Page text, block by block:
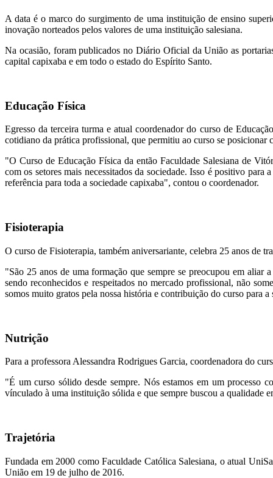
A data é o marco do surgimento de uma instituição de ensino
inovação norteados pelos valores de uma instituição salesiana.
Na ocasião, foram publicados no Diário Oficial da União as
capital capixaba e em todo o estado do Espírito Santo.
Educação Física
Egresso da terceira turma e atual coordenador do curso de
cotidiano da prática profissional, que permitiu ao curso se posicionar
"O Curso de Educação Física da então Faculdade Salesiana de
com os setores mais necessitados da sociedade. Isso é positivo
referência para toda a sociedade capixaba", contou o coordenador.
Fisioterapia
O curso de Fisioterapia, também aniversariante, celebra 25 anos de
"São 25 anos de uma formação que sempre se preocupou em aliar
sendo reconhecidos e respeitados no mercado profissional, não
somos muito gratos pela nossa história e contribuição do curso para
Nutrição
Para a professora Alessandra Rodrigues Garcia, coordenadora do
"É um curso sólido desde sempre. Nós estamos em um processo
vínculado à uma instituição sólida e que sempre buscou a
Trajetória
Fundada em 2000 como Faculdade Católica Salesiana, o atual
União em 19 de julho de 2016.